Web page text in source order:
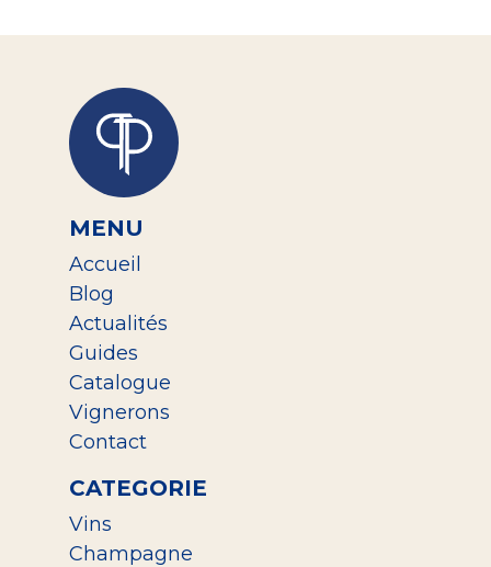
MENU
Accueil
Blog
Actualités
Guides
Catalogue
Vignerons
Contact
CATEGORIE
Vins
Champagne